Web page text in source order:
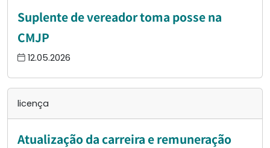
Suplente de vereador toma posse na
CMJP
12.05.2026
licença
Atualização da carreira e remuneração